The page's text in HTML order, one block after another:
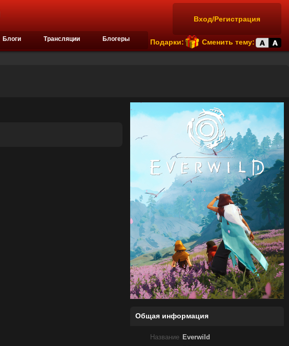
Вход/Регистрация
Подарки: Сменить тему:
Блоги Трансляции Блогеры
Общая информация
Название Everwild